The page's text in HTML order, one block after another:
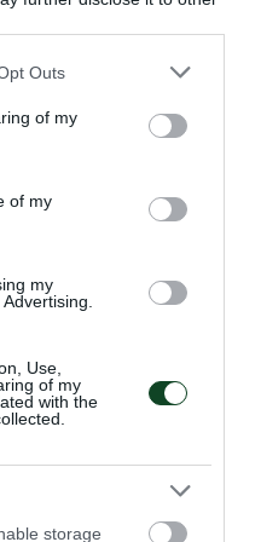
uses one or more Google
You may click to
its third-party tags to
purposes in below Google
Outs
of my
of my
my
Use,
of my
with the
storage
ο
Ελλάδας στο
επικράτησε στον
στον Ηρόδικο.-Αυτός ήταν